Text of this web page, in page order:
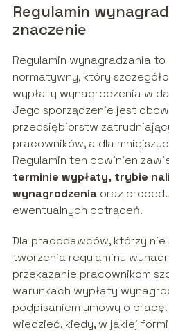
Regulamin
znaczenie
Regulamin wynagradzania
normatywny, który
wypłaty wynagrodzenia w
Jego sporządzenie jest
przedsiębiorstw
pracowników, a dla
Regulamin ten powinien
terminie wypłaty, trybie
wynagrodzeniaoraz
ewentualnych potrąceń.
Dla pracodawców, którzy nie
tworzenia regulaminu
przekazanie pracownikom
warunkach wypłaty
podpisaniem umowy o
wiedzieć, kiedy, w jakiej